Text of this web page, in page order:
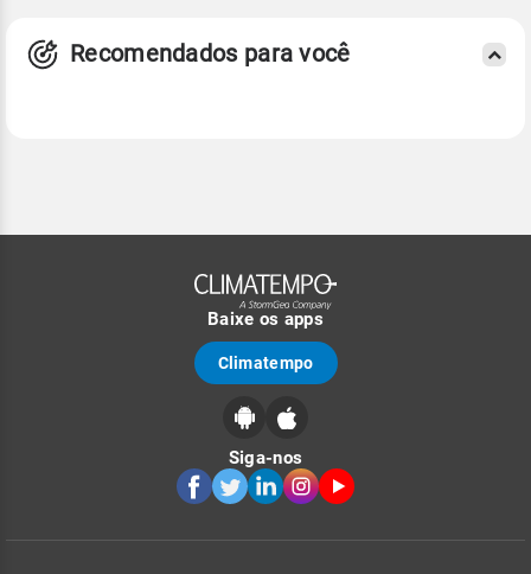
Recomendados para você
Baixe os apps
Climatempo
Siga-nos